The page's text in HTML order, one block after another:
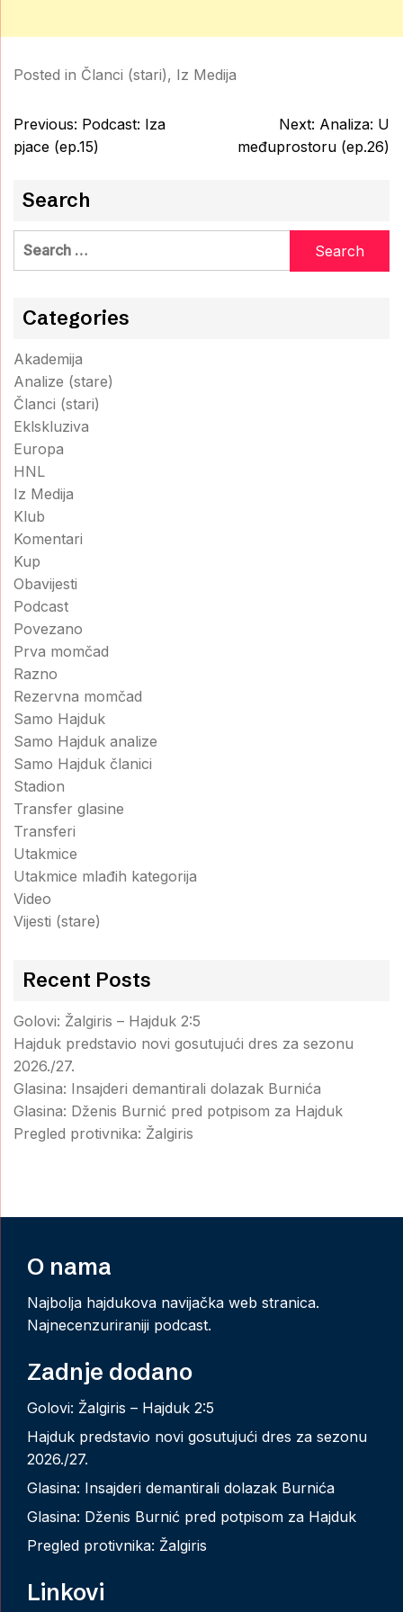
Posted in Članci (stari), Iz Medija
Post
navigation
Previous: Podcast: Iza
pjace (ep.15)
Next: Analiza: U
međuprostoru (ep.26)
Search
Search
Categories
Akademija
Analize (stare)
Članci (stari)
Eklskluziva
Europa
HNL
Iz Medija
Klub
Komentari
Kup
Obavijesti
Podcast
Povezano
Prva momčad
Razno
Rezervna momčad
Samo Hajduk
Samo Hajduk analize
Samo Hajduk članici
Stadion
Transfer glasine
Transferi
Utakmice
Utakmice mlađih kategorija
Video
Vijesti (stare)
Recent Posts
Golovi: Žalgiris – Hajduk 2:5
Hajduk predstavio novi gosutujući dres za sezonu
2026./27.
Glasina: Insajderi demantirali dolazak Burnića
Glasina: Dženis Burnić pred potpisom za Hajduk
Pregled protivnika: Žalgiris
O nama
Najbolja hajdukova navijačka web stranica.
Najnecenzuriraniji podcast.
Zadnje dodano
Golovi: Žalgiris – Hajduk 2:5
Hajduk predstavio novi gosutujući dres za sezonu
2026./27.
Glasina: Insajderi demantirali dolazak Burnića
Glasina: Dženis Burnić pred potpisom za Hajduk
Pregled protivnika: Žalgiris
Linkovi